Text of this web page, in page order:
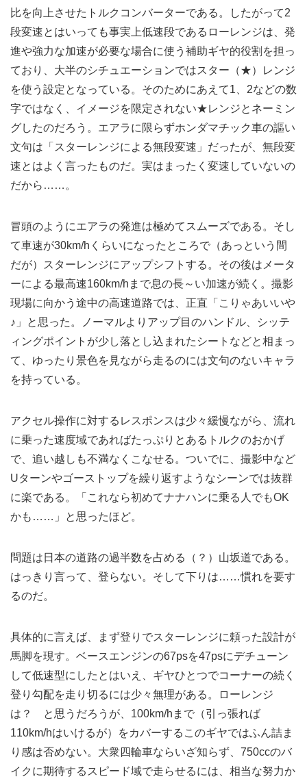
比を向上させたトルクコンバーターである。したがって2
段変速とはいっても事実上低速段であるローレンジは、発
進や強力な加速が必要な場合に使う補助ギヤ的役割を担っ
ており、大半のシチュエーションではスター（★）レンジ
を使う設定となっている。そのためにあえて1、2などの数
字ではなく、イメージを限定されない★レンジとネーミン
グしたのだろう。エアラに限らずホンダマチック車の謳い
文句は「スターレンジによる無段変速」だったが、無段変
速とはよく言ったものだ。実はまったく変速していないの
だから……。
冒頭のようにエアラの発進は極めてスムーズである。そし
て車速が30km/hくらいになったところで（あっという間
だが）スターレンジにアップシフトする。その後はメータ
ーによる最高速160km/hまで息の長～い加速が続く。撮影
現場に向かう途中の高速道路では、正直「こりゃあいいや
♪」と思った。ノーマルよりアップ目のハンドル、シッテ
ィングポイントが少し落とし込まれたシートなどと相まっ
て、ゆったり景色を見ながら走るのには文句のないキャラ
を持っている。
アクセル操作に対するレスポンスは少々緩慢ながら、流れ
に乗った速度域であればたっぷりとあるトルクのおかげ
で、追い越しも不満なくこなせる。ついでに、撮影中など
Uターンやゴーストップを繰り返すようなシーンでは抜群
に楽である。「これなら初めてナナハンに乗る人でもOK
かも……」と思ったほど。
問題は日本の道路の過半数を占める（？）山坂道である。
はっきり言って、登らない。そして下りは……慣れを要す
るのだ。
具体的に言えば、まず登りでスターレンジに頼った設計が
馬脚を現す。ベースエンジンの67psを47psにデチューン
して低速型にしたとはいえ、ギヤひとつでコーナーの続く
登り勾配を走り切るには少々無理がある。ローレンジ
は？ と思うだろうが、100km/hまで（引っ張れば
110km/hはいけるが）をカバーするこのギヤではふん詰ま
り感は否めない。大衆四輪車ならいざ知らず、750ccのバ
イクに期待するスピード域で走らせるには、相当な努力か